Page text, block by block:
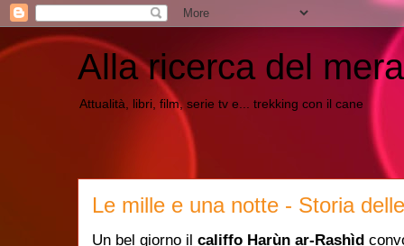
Alla ricerca del
Attualità, libri, film, serie tv e... trekking con il cane
Le mille e una notte - Storia
Un bel giorno il califfo Harùn ar-Rashìd